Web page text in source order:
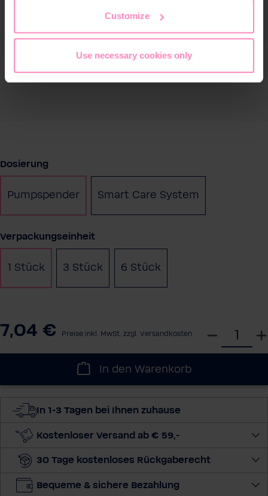
Customize
Use necessary cookies only
Dosierung
Pumpspender Smart Care System
Verpackungseinheitauswählen
1 Stück 3 Stück 6 Stück
7,04 € Preise inkl. MwSt. zzgl. Versandkosten
W
e
e
g
In den Warenkorb
In 1-3 Tagen bei Ihnen zuhause
Kostenloser Versand ab € 59,-
30 Tage kostenloses Rückgaberecht
Bequeme & sichere Bezahlung